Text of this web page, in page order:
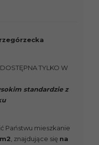
TYLKO W
standardzie z
Państwu mieszkanie
, znajdujące się na